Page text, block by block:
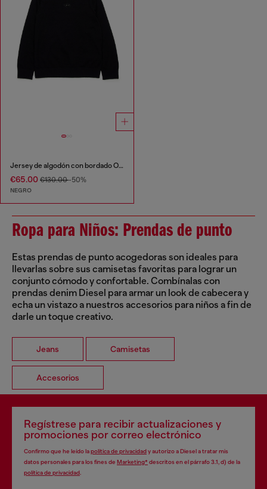
Jersey de algodón con bordado Oval D
€65.00 €130.00-50%
NEGRO
Ropa para Niños: Prendas de punto
Estas prendas de punto acogedoras son ideales para
llevarlas sobre sus camisetas favoritas para lograr un
conjunto cómodo y confortable. Combínalas con
prendas denim Diesel para armar un look de cabecera y
echa un vistazo a nuestros accesorios para niños a fin de
darle un toque creativo.
Jeans Camisetas
Accesorios
Regístrese para recibir actualizaciones y
promociones por correo electrónico
Confirmo que he leído lapolítica de privacidady autorizo a Diesel a tratar mis
datos personales para los fines de Marketing*descritos en el párrafo 3.1, d) de la
política de privacidad